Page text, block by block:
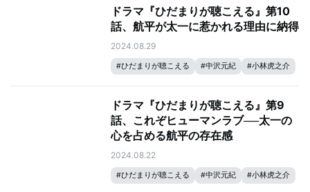
ドラマ『ひだまりが聴こえる』第10
話、航平が太一に惹かれる理由に納得
2024.08.29
#ひだまりが聴こえる #中沢元紀 #小林虎之介
ドラマ『ひだまりが聴こえる』第9
話、これぞヒューマンラブ──太一の
心を占める航平の存在感
2024.08.22
#ひだまりが聴こえる #中沢元紀 #小林虎之介